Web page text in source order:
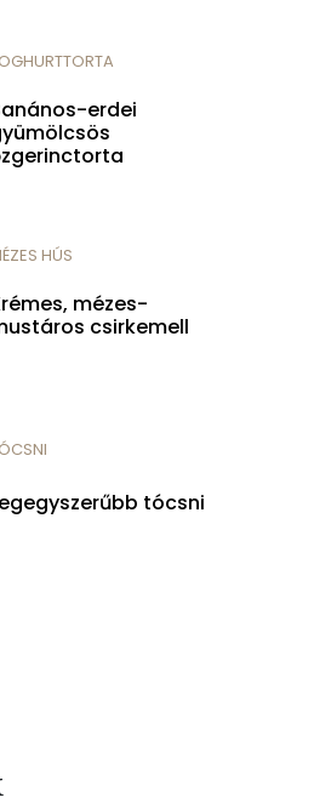
erdei
HÚS
mézes-
csirkemell
tócsni